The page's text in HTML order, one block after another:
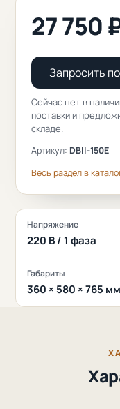
27 750
Запросить
Сейчас нет в
поставки и
складе.
Артикул: DBII-150E
Весь раздел в
Напряжение
220 В / 1 фаза
Габариты
360 × 580 × 765 мм